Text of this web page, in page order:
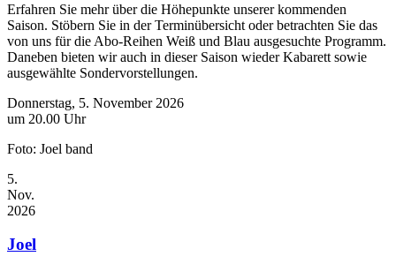
Erfahren Sie mehr über die Höhepunkte unserer kommenden
Saison. Stöbern Sie in der Terminübersicht oder betrachten Sie das
von uns für die Abo-Reihen Weiß und Blau ausgesuchte Programm.
Daneben bieten wir auch in dieser Saison wieder Kabarett sowie
ausgewählte Sondervorstellungen.
Donnerstag, 5. November 2026
um 20.00 Uhr
Foto: Joel band
5.
Nov.
2026
Joel